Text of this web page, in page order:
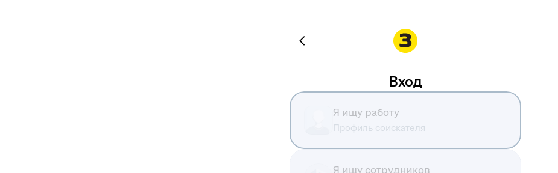
Вход
Я ищу работу
Профиль соискателя
Я ищу сотрудников